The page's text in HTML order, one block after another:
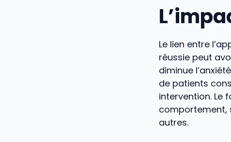
Le lien entre
réussie peut
diminue
de patients
intervention. Le
comportement,
autres.